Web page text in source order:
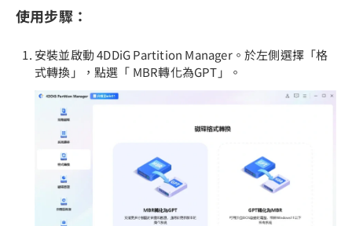
使用步驟：
安裝並啟動 4DDiG Partition Manager。於左側選擇「格
式轉換」，點選「 MBR轉化為GPT」。